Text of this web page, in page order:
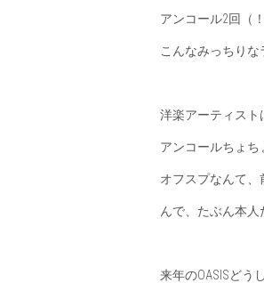
アンコール2回（
こんなみっちりな
洋楽アーティスト
アンコールちょち
オフスプなんて、
んで、たぶん本
来年のOASISどう